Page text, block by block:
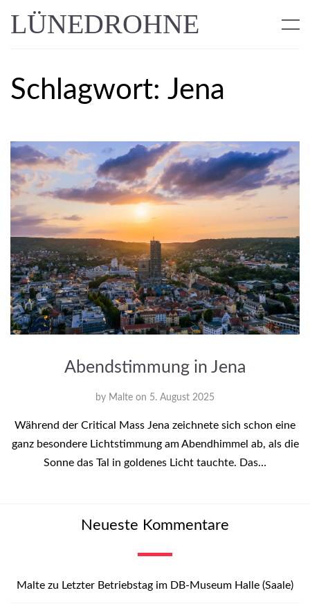
LÜNEDROHNE
Schlagwort: Jena
Abendstimmung in Jena
by Malte on 5. August 2025
Während der Critical Mass Jena zeichnete sich schon eine
ganz besondere Lichtstimmung am Abendhimmel ab, als die
Sonne das Tal in goldenes Licht tauchte. Das…
Neueste Kommentare
Malte zu Letzter Betriebstag im DB-Museum Halle (Saale)